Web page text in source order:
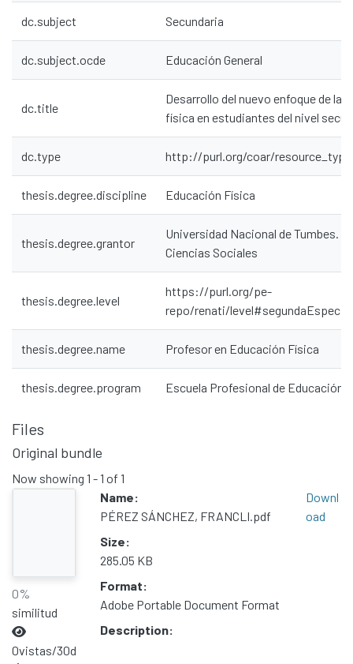
Communities & Collections
All of DSpace
dc.subject Secundaria
dc.subject.ocde Educación General
dc.title
Desarrollo del nuevo enfoque de la
física en estudiantes del nivel
dc.type http://purl.org/coar/
thesis.degree.discipline Educación Física
thesis.degree.grantor
Universidad Nacional de Tumbes.
Ciencias Sociales
thesis.degree.level
https://purl.org/pe-
repo/renati/
thesis.degree.name Profesor en Educación Física
thesis.degree.program Escuela Profesional de Educación
Files
Original bundle
Now showing 1 - 1 of 1
0%
similitud
0vistas/30d
Name:
PÉREZ SÁNCHEZ, FRANCLI.pdf
Size:
285.05 KB
Format:
Adobe Portable Document Format
Description:
Downl
oad